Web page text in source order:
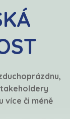
více či méně